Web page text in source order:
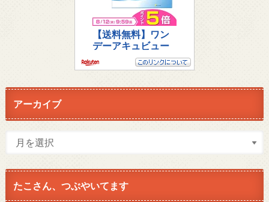
アーカイブ
たこさん、つぶやいてます